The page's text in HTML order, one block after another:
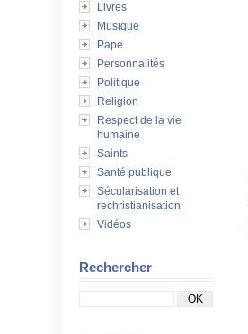
Livres
Musique
Pape
Personnalités
Politique
Religion
Respect de la vie
humaine
Saints
Santé publique
Sécularisation et
rechristianisation
Vidéos
Rechercher